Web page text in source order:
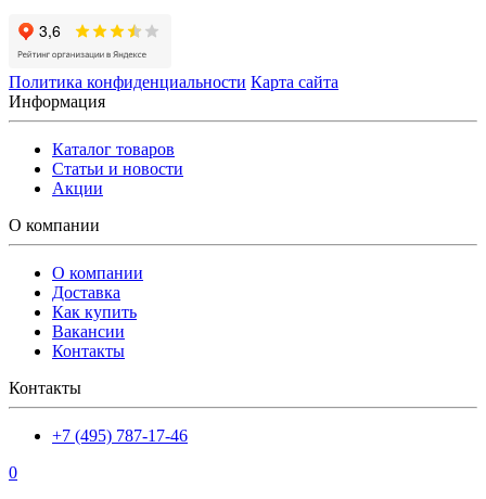
Политика конфиденциальности Карта сайта
Информация
Каталог товаров
Статьи и новости
Акции
О компании
О компании
Доставка
Как купить
Вакансии
Контакты
Контакты
+7 (495) 787-17-46
0